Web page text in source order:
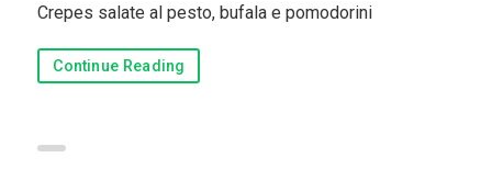
Light
Panini
Varie
Crepes salate al pesto, bufala e pomodorini
Continue Reading